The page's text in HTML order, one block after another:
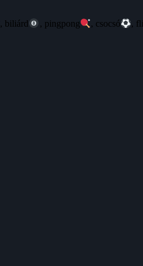
, biliárd , pingpong , csocsó
,